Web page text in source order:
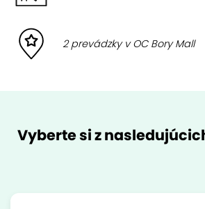
2 prevádzky v OC Bory Mall
Vyberte si z